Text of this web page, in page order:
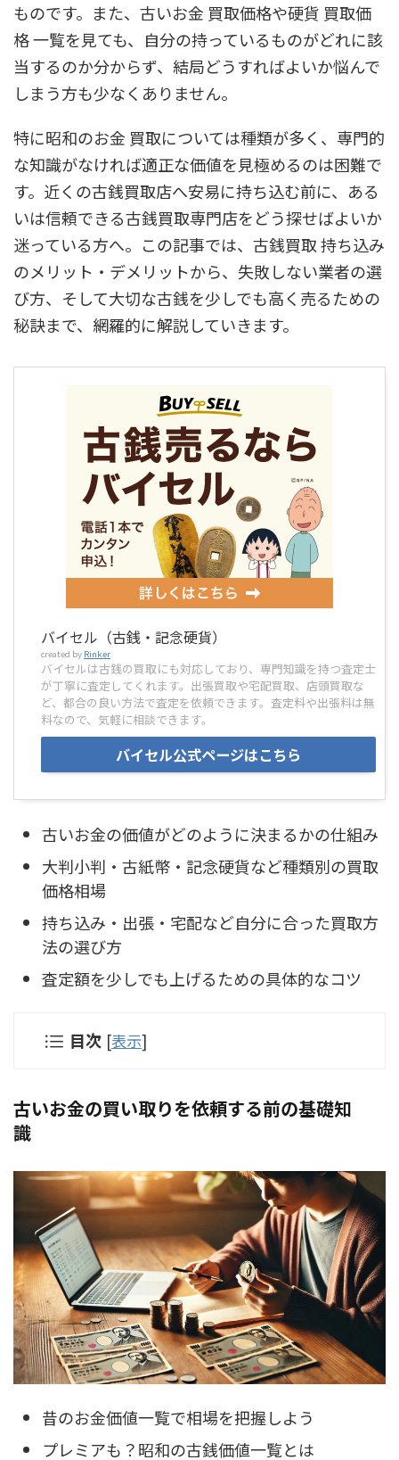
ものです。また、古いお金 買取価格や硬貨 買取価
格 一覧を見ても、自分の持っているものがどれに該
当するのか分からず、結局どうすればよいか悩んで
しまう方も少なくありません。
特に昭和のお金 買取については種類が多く、専門的
な知識がなければ適正な価値を見極めるのは困難で
す。近くの古銭買取店へ安易に持ち込む前に、ある
いは信頼できる古銭買取専門店をどう探せばよいか
迷っている方へ。この記事では、古銭買取 持ち込み
のメリット・デメリットから、失敗しない業者の選
び方、そして大切な古銭を少しでも高く売るための
秘訣まで、網羅的に解説していきます。
バイセル（古銭・記念硬貨）
created by Rinker
バイセルは古銭の買取にも対応しており、専門知識を持つ査定士
が丁寧に査定してくれます。出張買取や宅配買取、店頭買取な
ど、都合の良い方法で査定を依頼できます。査定料や出張料は無
料なので、気軽に相談できます。
バイセル公式ページはこちら
古いお金の価値がどのように決まるかの仕組み
大判小判・古紙幣・記念硬貨など種類別の買取
価格相場
持ち込み・出張・宅配など自分に合った買取方
法の選び方
査定額を少しでも上げるための具体的なコツ
目次 [表示]
古いお金の買い取りを依頼する前の基礎知
識
昔のお金価値一覧で相場を把握しよう
プレミアも？昭和の古銭価値一覧とは